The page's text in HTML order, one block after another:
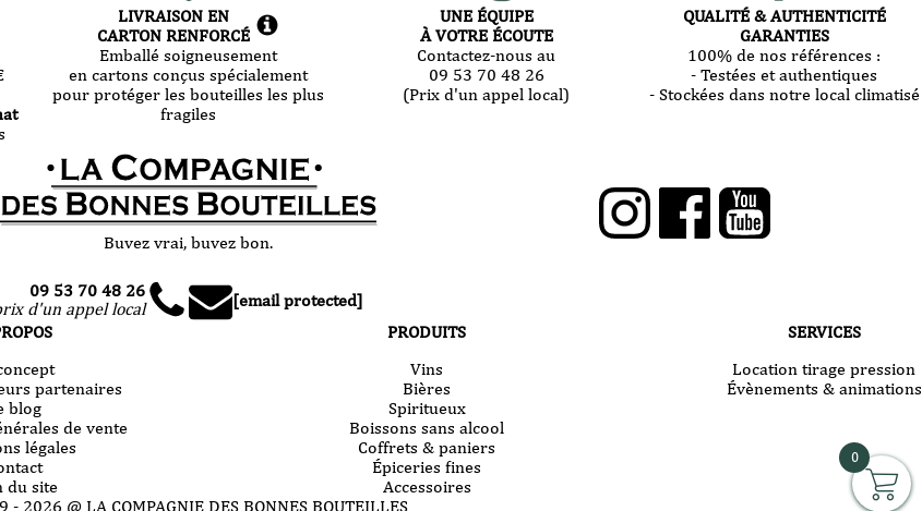
LIVRAISON EN
CARTON RENFORCÉ
Emballé soigneusement
en cartons conçus spécialement
pour protéger les bouteilles les plus
fragiles
UNE ÉQUIPE
À VOTRE ÉCOUTE
Contactez-nous au
09 53 70 48 26
(Prix d'un appel local)
QUALITÉ & AUTHENTICITÉ
GARANTIES
100% de nos références :
- Testées et authentiques
- Stockées dans notre local climatisé
Buvez vrai, buvez bon.
09 53 70 48 26
d'un appel local
[email protected]
partenaires
blog
de vente
légales
du site
PRODUITS
Vins
Bières
Spiritueux
Boissons sans alcool
Coffrets & paniers
Épiceries fines
Accessoires
SERVICES
Location tirage pression
Évènements & animations
- 2026 @ LA COMPAGNIE DES BONNES BOUTEILLES
0